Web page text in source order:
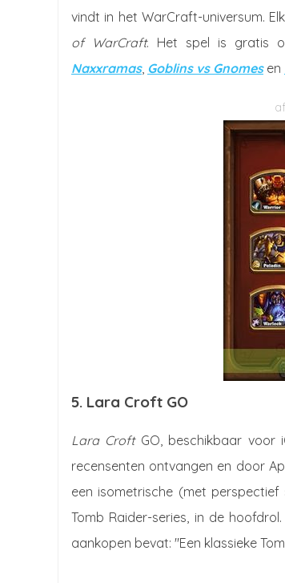
vindt in het WarCraft-universum.
of WarCraft. Het spel is gratis
Naxxramas, Goblins vs Gnomesen
5. Lara Croft GO
Lara CroftGO, beschikbaar voor
recensenten ontvangen en door
een isometrische (met
Tomb Raider-series, in de
aankopen bevat: "Een klassieke